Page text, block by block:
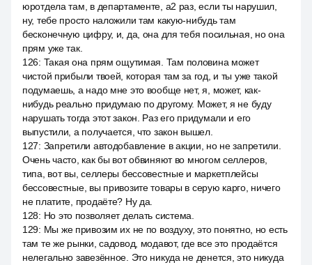
юротдела там, в департаменте, a2 раз, если ты нарушил,
ну, тебе просто наложили там какую-нибудь там
бесконечную цифру, и, да, она для тебя посильная, но она
прям уже так.
126: Такая она прям ощутимая. Там половина может
чистой прибыли твоей, которая там за год, и ты уже такой
подумаешь, а надо мне это вообще нет, я, может, как-
нибудь реально придумаю по другому. Может, я не буду
нарушать тогда этот закон. Раз его придумали и его
выпустили, а получается, что закон вышел.
127: Запретили автодобавление в акции, но не запретили.
Очень часто, как бы вот обвиняют во многом селлеров,
типа, вот вы, селлеры бессовестные и маркетплейсы
бессовестные, вы привозите товары в серую карго, ничего
не платите, продаёте? Ну да.
128: Но это позволяет делать система.
129: Мы же привозим их не по воздуху, это понятно, но есть
там те же рынки, садовод, модавот, где все это продаётся
нелегально завезённое. Это никуда не денется, это никуда